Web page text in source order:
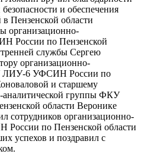
и обеспечения
Пензенской области
организационно-
России по Пензенской
службы Сергею
организационно-
ЛИУ-6 УФСИН России по
и старшему
аналитической группы ФКУ
области Веронике
сотрудников организационно-
России по Пензенской области
успехов и поздравил с